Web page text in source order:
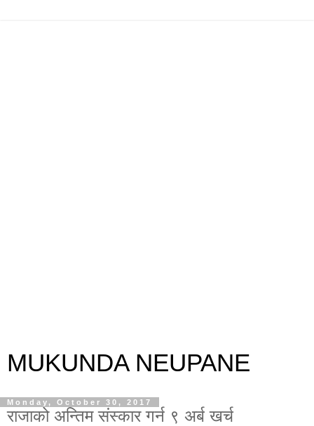
MUKUNDA NEUPANE
Monday, October 30, 2017
राजाको अन्तिम संस्कार गर्न ९ अर्ब खर्च